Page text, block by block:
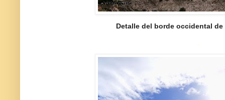
Detalle del borde occidental
.